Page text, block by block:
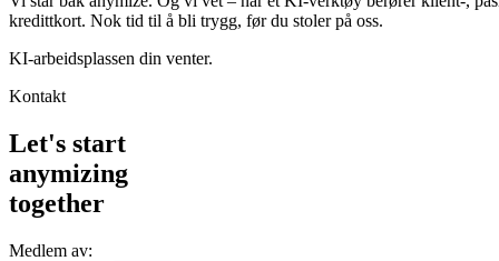
kredittkort. Nok tid til å bli trygg, før du stoler på oss.
KI-arbeidsplassen din venter.
Kontakt
Let's start
anymizing
together
Medlem av: